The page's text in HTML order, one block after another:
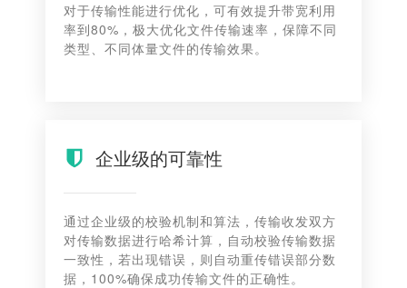
对于传输性能进行优化，可有效提升带宽利用
率到80%，极大优化文件传输速率，保障不同
类型、不同体量文件的传输效果。
企业级的可靠性
通过企业级的校验机制和算法，传输收发双方
对传输数据进行哈希计算，自动校验传输数据
一致性，若出现错误，则自动重传错误部分数
据，100%确保成功传输文件的正确性。